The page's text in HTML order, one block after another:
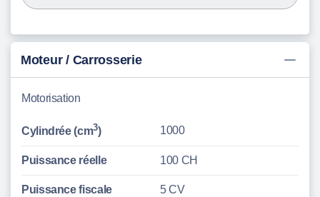
Moteur / Carrosserie
Motorisation
Cylindrée (cm3) 1000
Puissance réelle 100 CH
Puissance fiscale 5 CV